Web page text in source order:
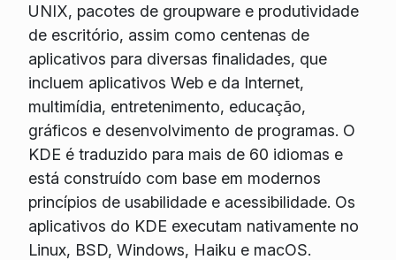
UNIX, pacotes de groupware e produtividade
de escritório, assim como centenas de
aplicativos para diversas finalidades, que
incluem aplicativos Web e da Internet,
multimídia, entretenimento, educação,
gráficos e desenvolvimento de programas. O
KDE é traduzido para mais de 60 idiomas e
está construído com base em modernos
princípios de usabilidade e acessibilidade. Os
aplicativos do KDE executam nativamente no
Linux, BSD, Windows, Haiku e macOS.